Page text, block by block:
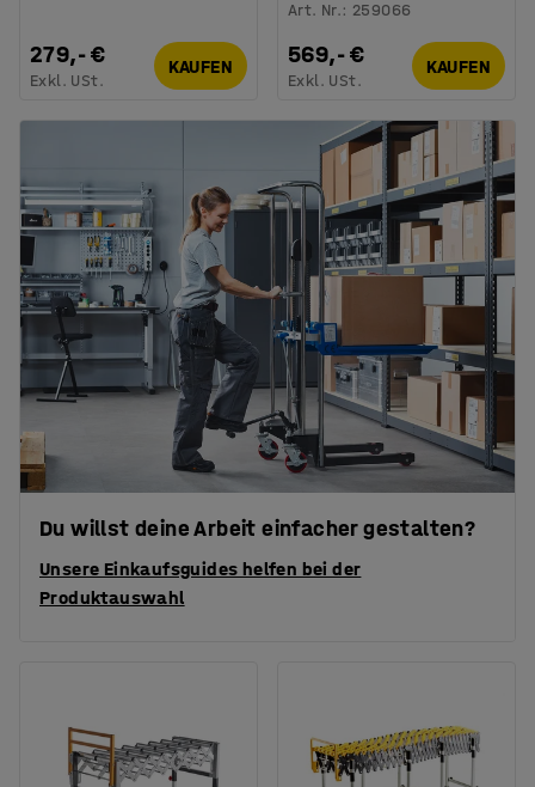
279,- €
Exkl. USt.
KAUFEN
Art. Nr.: 259066
569,- €
Exkl. USt.
KAUFEN
Du willst deine Arbeit einfacher gestalten?
Unsere Einkaufsguides helfen bei der
Produktauswahl